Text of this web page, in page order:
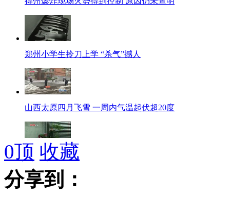
郑州小学生拎刀上学 “杀气”撼人
山西太原四月飞雪 一周内气温起伏超20度
台湾农民转战福建漳平争做茶叶大王
0顶 收藏
分享到：